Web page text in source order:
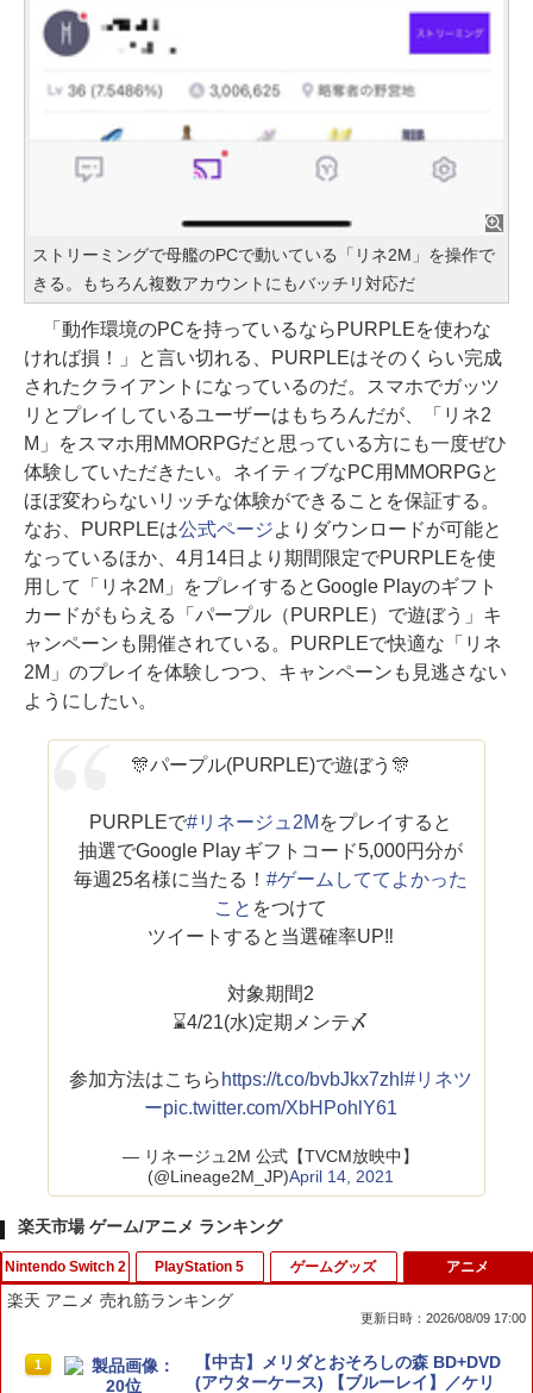
ストリーミングで母艦のPCで動いている「リネ2M」を操作で
きる。もちろん複数アカウントにもバッチリ対応だ
「動作環境のPCを持っているならPURPLEを使わな
ければ損！」と言い切れる、PURPLEはそのくらい完成
されたクライアントになっているのだ。スマホでガッツ
リとプレイしているユーザーはもちろんだが、「リネ2
M」をスマホ用MMORPGだと思っている方にも一度ぜひ
体験していただきたい。ネイティブなPC用MMORPGと
ほぼ変わらないリッチな体験ができることを保証する。
なお、PURPLEは公式ページよりダウンロードが可能と
なっているほか、4月14日より期間限定でPURPLEを使
用して「リネ2M」をプレイするとGoogle Playのギフト
カードがもらえる「パープル（PURPLE）で遊ぼう」キ
ャンペーンも開催されている。PURPLEで快適な「リネ
2M」のプレイを体験しつつ、キャンペーンも見逃さない
ようにしたい。
🎊パープル(PURPLE)で遊ぼう🎊
PURPLEで#リネージュ2M をプレイすると
抽選でGoogle Play ギフトコード5,000円分が
毎週25名様に当たる！ #ゲームしててよかった
こと をつけて
ツイートすると当選確率UP‼
対象期間2
⌛4/21(水)定期メンテ〆
参加方法はこちら https://t.co/bvbJkx7zhl#リネツ
ーpic.twitter.com/XbHPohlY61
— リネージュ2M 公式【TVCM放映中】
(@Lineage2M_JP)April 14, 2021
楽天市場 ゲーム/アニメ ランキング
Nintendo Switch 2
1
ゼルダの伝説 ブレス オブ ザ ワイルド
Nintendo Switch 2 Edition
PlayStation 5
1
【ポイント5倍】PS5 Slim スタンド 新型
縦置き 冷却ファン スタンド 冷却パッド
ゲームグッズ
1
HDMI キャプチャーボード Switch/UVC
対応 4K 1080P Type C&USB A&USB
アニメ
楽天 アニメ 売れ筋ランキング
更新日時：2026/08/09 17:00
1
【中古】メリダとおそろしの森 BD+DVD
(アウターケース) 【ブルーレイ】／ケリ